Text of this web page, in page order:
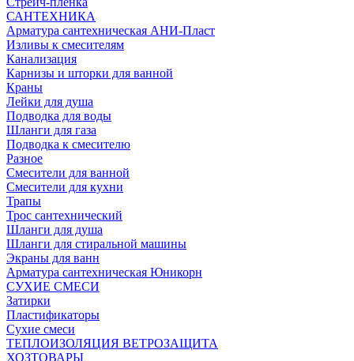
САНТЕХНИКА
Арматура сантехническая АНИ-Пласт
Изливы к смесителям
Канализация
Карнизы и шторки для ванной
Краны
Лейки для душа
Подводка для воды
Шланги для газа
Подводка к смесителю
Разное
Смесители для ванной
Смесители для кухни
Трапы
Трос сантехнический
Шланги для душа
Шланги для стиральной машины
Экраны для ванн
Арматура сантехническая Юникорн
СУХИЕ СМЕСИ
Затирки
Пластификаторы
Сухие смеси
ТЕПЛОИЗОЛЯЦИЯ ВЕТРОЗАЩИТА
ХОЗТОВАРЫ